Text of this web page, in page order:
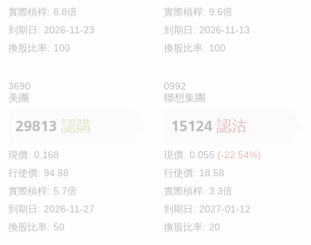
實際槓桿: 8.8倍
到期日: 2026-11-23
換股比率: 100
實際槓桿: 9.6倍
到期日: 2026-11-13
換股比率: 100
3690
美團
29813 認購
現價: 0.168
行使價: 94.88
實際槓桿: 5.7倍
到期日: 2026-11-27
換股比率: 50
0992
聯想集團
15124 認沽
現價: 0.055 (-22.54%)
行使價: 18.58
實際槓桿: 3.3倍
到期日: 2027-01-12
換股比率: 20